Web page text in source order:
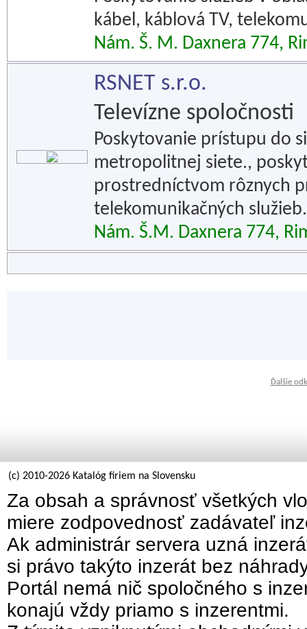
kábel, káblová TV,
Nám. Š. M. Daxnera 774,
RSNET s.r.o.
Televízne spoločnosti
Poskytovanie prístupu do
metropolitnej siete.,
prostredníctvom rôznych
telekomunikačných služieb.
Nám. Š.M. Daxnera 774,
Ďalšie
(c) 2010-2026 Katalóg firiem na Slovensku
Za obsah a správnosť všetkých
miere zodpovednosť zadávateľ
Ak administrár servera uzná
si právo takýto inzerát bez
Portál nemá nič spoločného s
konajú vždy priamo s inzerentmi.